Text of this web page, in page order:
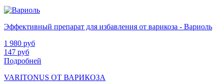
Эффективный препарат для избавления от варикоза - Вариоль
1 980 руб
147 руб
Подробней
VARITONUS ОТ ВАРИКОЗА